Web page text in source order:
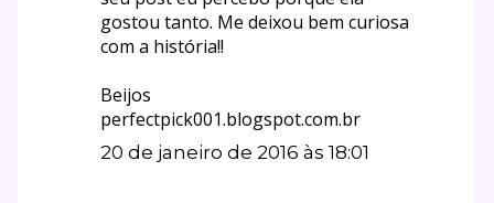
gostou tanto. Me deixou bem curiosa
com a história!!
Beijos
perfectpick001.blogspot.com.br
20 de janeiro de 2016 às 18:01